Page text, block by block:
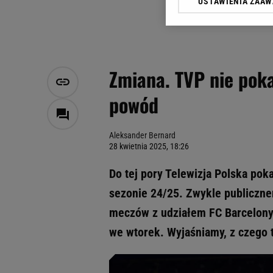
Zmiana. TVP nie
powód
Aleksander Bernard
28 kwietnia 2025, 18:26
Do tej pory Telewizja Polska
sezonie 24/25. Zwykle
meczów z udziałem FC
we wtorek. Wyjaśniamy, z czego
Klikając „Akceptuję”
Zaufanych Partnerów i
My, nasi Zaufani
Użycie dokładnych